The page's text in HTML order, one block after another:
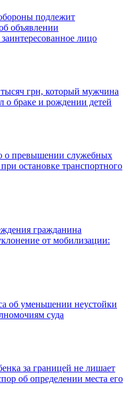
подлежит
объявлении
лицо
грн, который мужчина
о браке и рождении детей
о превышении служебных
остановке транспортного
гражданина
от мобилизации:
об уменьшении неустойки
суда
за границей не лишает
об определении места его